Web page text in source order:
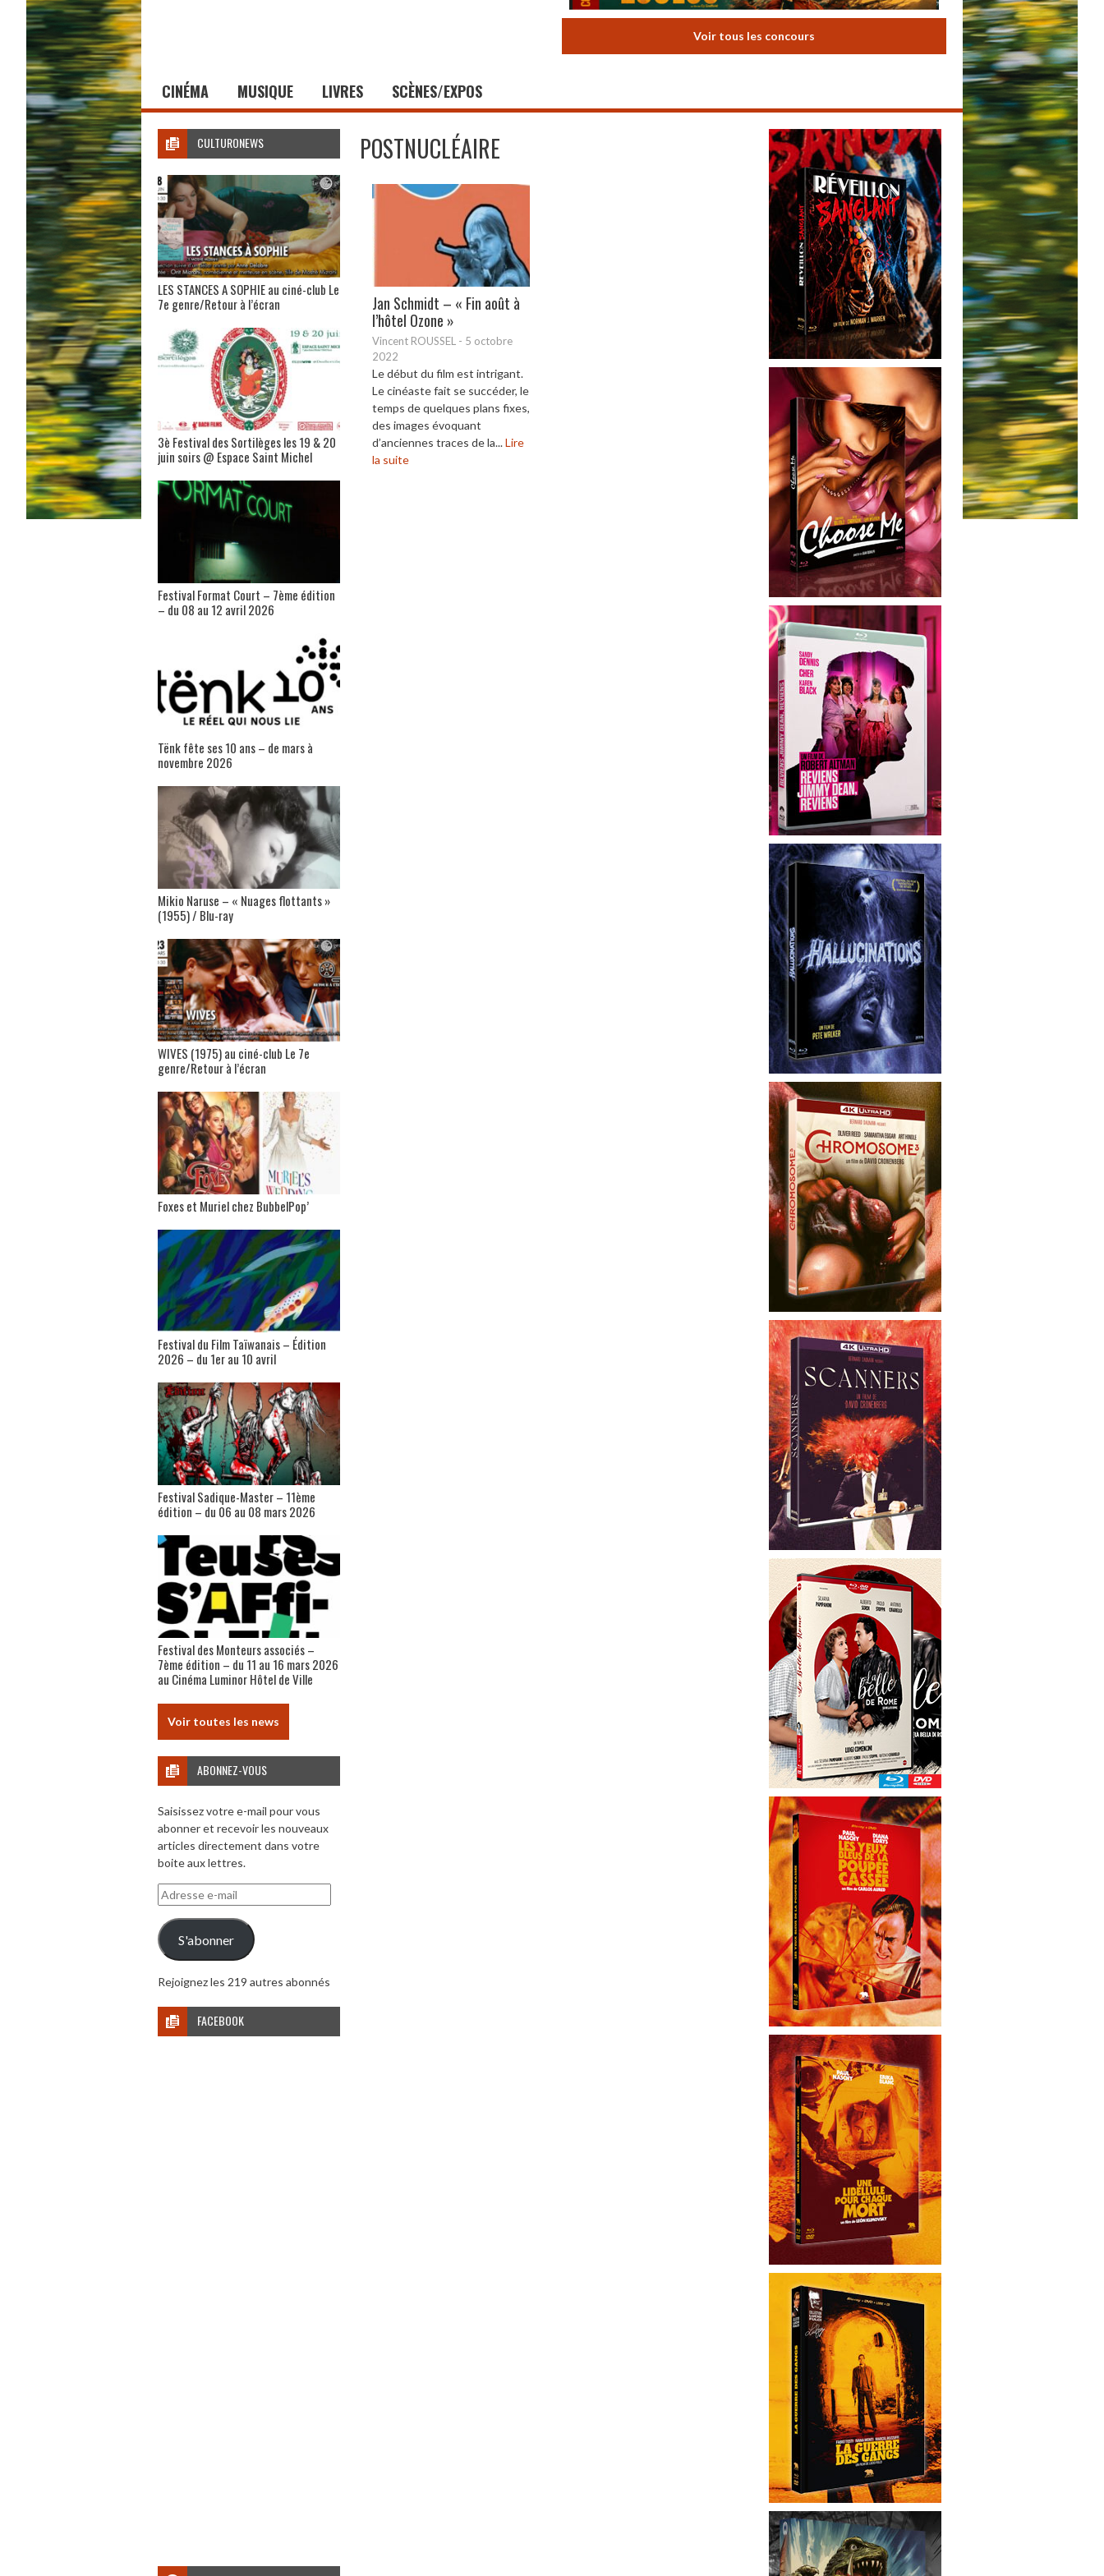
Voir tous les concours
CINÉMA MUSIQUE LIVRES SCÈNES/EXPOS
POSTNUCLÉAIRE
Jan Schmidt – « Fin août à
l’hôtel Ozone »
Vincent ROUSSEL - 5 octobre
2022
Le début du film est intrigant.
Le cinéaste fait se succéder, le
temps de quelques plans fixes,
des images évoquant
d’anciennes traces de la...Lire
la suite
CULTURONEWS
LES STANCES A SOPHIE au ciné-club Le
7e genre/Retour à l’écran
3è Festival des Sortilèges les 19 & 20
juin soirs @ Espace Saint Michel
Festival Format Court – 7ème édition
– du 08 au 12 avril 2026
Tënk fête ses 10 ans – de mars à
novembre 2026
Mikio Naruse – « Nuages flottants »
(1955) / Blu-ray
WIVES (1975) au ciné-club Le 7e
genre/Retour à l’écran
Foxes et Muriel chez BubbelPop’
Festival du Film Taïwanais – Édition
2026 – du 1er au 10 avril
Festival Sadique-Master – 11ème
édition – du 06 au 08 mars 2026
Festival des Monteurs associés –
7ème édition – du 11 au 16 mars 2026
au Cinéma Luminor Hôtel de Ville
Voir toutes les news
ABONNEZ-VOUS
Saisissez votre e-mail pour vous
abonner et recevoir les nouveaux
articles directement dans votre
boite aux lettres.
Adresse
e-
mail
S'abonner
Rejoignez les 219 autres abonnés
FACEBOOK